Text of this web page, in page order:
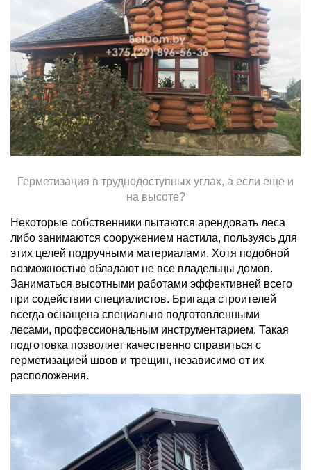
Герметизация в труднодоступных углах, а если еще и
на высоте?
Некоторые собственники пытаются арендовать леса
либо занимаются сооружением настила, пользуясь для
этих целей подручными материалами. Хотя подобной
возможностью обладают не все владельцы домов.
Заниматься высотными работами эффективней всего
при содействии специалистов. Бригада строителей
всегда оснащена специально подготовленными
лесами, профессиональным инструментарием. Такая
подготовка позволяет качественно справиться с
герметизацией швов и трещин, независимо от их
расположения.